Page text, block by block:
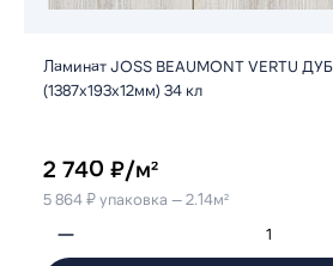
Ламинат JOSS BEAUMONT VERTU
(1387х193х12мм) 34 кл
2 740 ₽/м²
5 864 ₽ упаковка — 2.14м²